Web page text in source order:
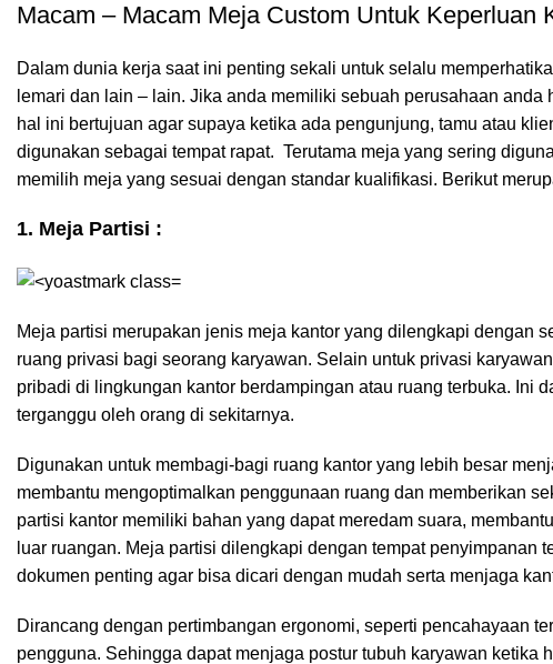
Macam – Macam Meja Custom Untuk Keperluan
Dalam dunia kerja saat ini penting sekali untuk selalu
lemari dan lain – lain. Jika anda memiliki sebuah perusahaan
hal ini bertujuan agar supaya ketika ada pengunjung, tamu atau
digunakan sebagai tempat rapat. Terutama meja yang sering
memilih meja yang sesuai dengan standar kualifikasi. Berikut
1. Meja Partisi :
Meja partisi merupakan jenis meja kantor yang dilengkapi dengan
ruang privasi bagi seorang karyawan. Selain untuk privasi
pribadi di lingkungan kantor berdampingan atau ruang terbuka. Ini
terganggu oleh orang di sekitarnya.
Digunakan untuk membagi-bagi ruang kantor yang lebih besar
membantu mengoptimalkan penggunaan ruang dan memberikan
partisi kantor memiliki bahan yang dapat meredam suara,
luar ruangan. Meja partisi dilengkapi dengan tempat penyimpanan
dokumen penting agar bisa dicari dengan mudah serta menjaga
Dirancang dengan pertimbangan ergonomi, seperti pencahayaan
pengguna. Sehingga dapat menjaga postur tubuh karyawan